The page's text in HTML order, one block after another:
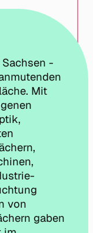
-
Mit
von
gaben